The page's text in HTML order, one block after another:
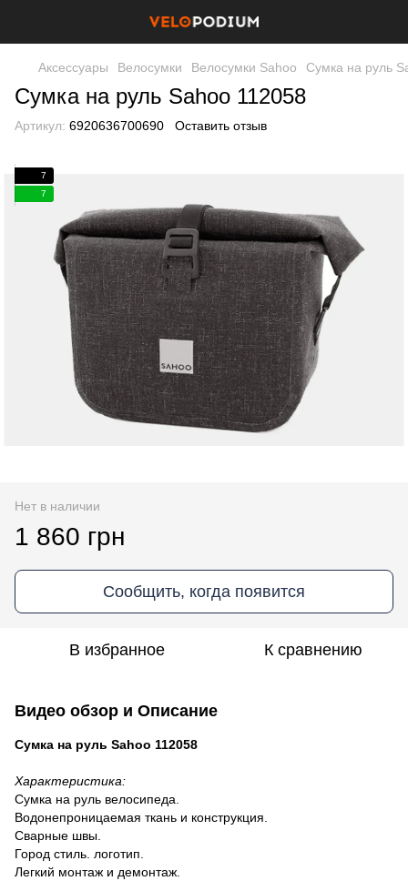
Аксессуары Велосумки Велосумки Sahoo Сумка на руль
Сумка на руль Sahoo 112058
Артикул: 6920636700690 Оставить отзыв
7
7
Нет в наличии
1 860 грн
Сообщить, когда появится
В избранное К сравнению
Видео обзор и Описание
Сумка на руль Sahoo 112058
Характеристика:
Сумка на руль велосипеда.
Водонепроницаемая ткань и конструкция.
Сварные швы.
Город стиль. логотип.
Легкий монтаж и демонтаж.